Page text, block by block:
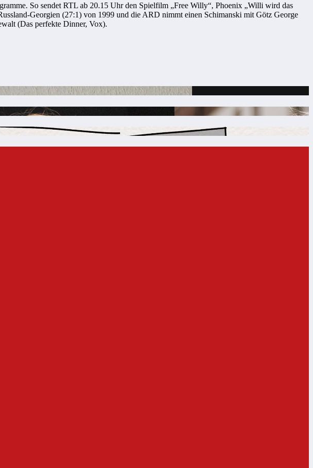
So sendet RTL ab 20.15 Uhr den Spielfilm „Free Willy“, Phoenix „Willi wird das
Georgien (27:1) von 1999 und die ARD nimmt einen Schimanski mit Götz George
(Das perfekte Dinner, Vox).